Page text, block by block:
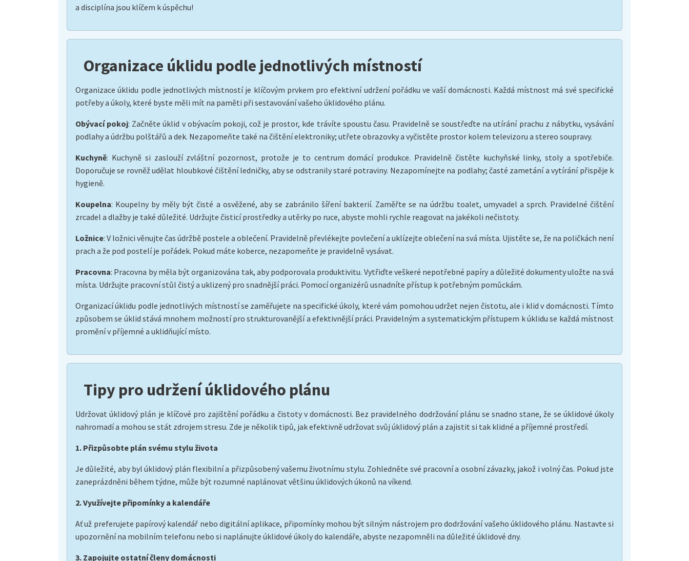
a disciplína jsou klíčem k úspěchu!
Organizace úklidu podle jednotlivých místností
Organizace úklidu podle jednotlivých místností je klíčovým prvkem pro efektivní udržení pořádku ve vaší domácnosti. Každá místnost má své specifické
potřeby a úkoly, které byste měli mít na paměti při sestavování vašeho úklidového plánu.
Obývací pokoj: Začněte úklid v obývacím pokoji, což je prostor, kde trávíte spoustu času. Pravidelně se soustřeďte na utírání prachu z nábytku, vysávání
podlahy a údržbu polštářů a dek. Nezapomeňte také na čištění elektroniky; utřete obrazovky a vyčistěte prostor kolem televizoru a stereo soupravy.
Kuchyně: Kuchyně si zaslouží zvláštní pozornost, protože je to centrum domácí produkce. Pravidelně čistěte kuchyňské linky, stoly a spotřebiče.
Doporučuje se rovněž udělat hloubkové čištění ledničky, aby se odstranily staré potraviny. Nezapomínejte na podlahy; časté zametání a vytírání přispěje k
hygieně.
Koupelna: Koupelny by měly být čisté a osvěžené, aby se zabránilo šíření bakterií. Zaměřte se na údržbu toalet, umyvadel a sprch. Pravidelné čištění
zrcadel a dlažby je také důležité. Udržujte čisticí prostředky a utěrky po ruce, abyste mohli rychle reagovat na jakékoli nečistoty.
Ložnice: V ložnici věnujte čas údržbě postele a oblečení. Pravidelně převlékejte povlečení a uklízejte oblečení na svá místa. Ujistěte se, že na poličkách není
prach a že pod postelí je pořádek. Pokud máte koberce, nezapomeňte je pravidelně vysávat.
Pracovna: Pracovna by měla být organizována tak, aby podporovala produktivitu. Vytřiďte veškeré nepotřebné papíry a důležité dokumenty uložte na svá
místa. Udržujte pracovní stůl čistý a uklizený pro snadnější práci. Pomocí organizérů usnadníte přístup k potřebným pomůckám.
Organizací úklidu podle jednotlivých místností se zaměřujete na specifické úkoly, které vám pomohou udržet nejen čistotu, ale i klid v domácnosti. Tímto
způsobem se úklid stává mnohem možností pro strukturovanější a efektivnější práci. Pravidelným a systematickým přístupem k úklidu se každá místnost
promění v příjemné a uklidňující místo.
Tipy pro udržení úklidového plánu
Udržovat úklidový plán je klíčové pro zajištění pořádku a čistoty v domácnosti. Bez pravidelného dodržování plánu se snadno stane, že se úklidové úkoly
nahromadí a mohou se stát zdrojem stresu. Zde je několik tipů, jak efektivně udržovat svůj úklidový plán a zajistit si tak klidné a příjemné prostředí.
1. Přizpůsobte plán svému stylu života
Je důležité, aby byl úklidový plán flexibilní a přizpůsobený vašemu životnímu stylu. Zohledněte své pracovní a osobní závazky, jakož i volný čas. Pokud jste
zaneprázdněni během týdne, může být rozumné naplánovat většinu úklidových úkonů na víkend.
2. Využívejte připomínky a kalendáře
Ať už preferujete papírový kalendář nebo digitální aplikace, připomínky mohou být silným nástrojem pro dodržování vašeho úklidového plánu. Nastavte si
upozornění na mobilním telefonu nebo si naplánujte úklidové úkoly do kalendáře, abyste nezapomněli na důležité úklidové dny.
3. Zapojujte ostatní členy domácnosti